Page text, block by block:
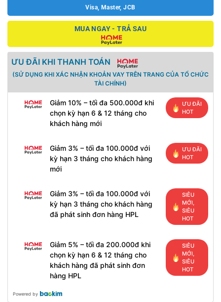
Visa, Master, JCB
MUA NGAY - TRẢ SAU
ƯU ĐÃI KHI THANH TOÁN
(SỬ DỤNG KHI XÁC NHẬN KHOẢN VAY TRÊN TRANG CỦA TỔ CHỨC
TÀI CHÍNH)
Giảm 10% – tối đa 500.000đ khi
chọn kỳ hạn 6 & 12 tháng cho
khách hàng mới
ƯU ĐÃI
HOT
Giảm 3% – tối đa 100.000đ với
kỳ hạn 3 tháng cho khách hàng
mới
ƯU ĐÃI
HOT
Giảm 3% – tối đa 100.000đ với
kỳ hạn 3 tháng cho khách hàng
đã phát sinh đơn hàng HPL
SIÊU
MỚI,
SIÊU
HOT
Giảm 5% – tối đa 200.000đ khi
chọn kỳ hạn 6 & 12 tháng cho
khách hàng đã phát sinh đơn
hàng HPL
SIÊU
MỚI,
SIÊU
HOT
Powered by